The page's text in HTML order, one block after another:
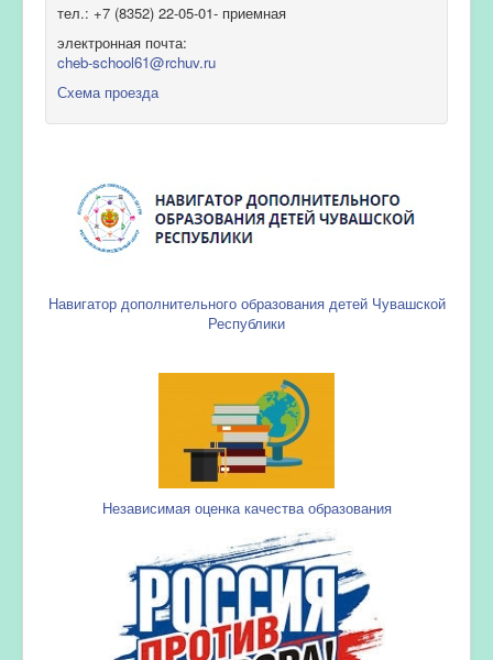
тел.: +7 (8352) 22-05-01- приемная
электронная почта:
cheb-school61@rchuv.ru
Схема проезда
Навигатор дополнительного образования детей Чувашской
Республики
Независимая оценка качества образования